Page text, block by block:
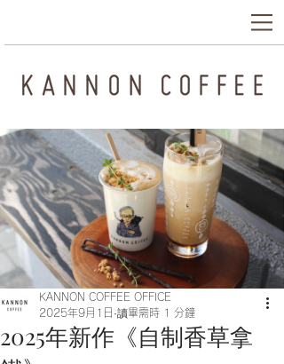
2025年新作《自制香草拿
KANNON COFFEE OFFICE
2025年9月1日 讀畢需時 1 分鐘